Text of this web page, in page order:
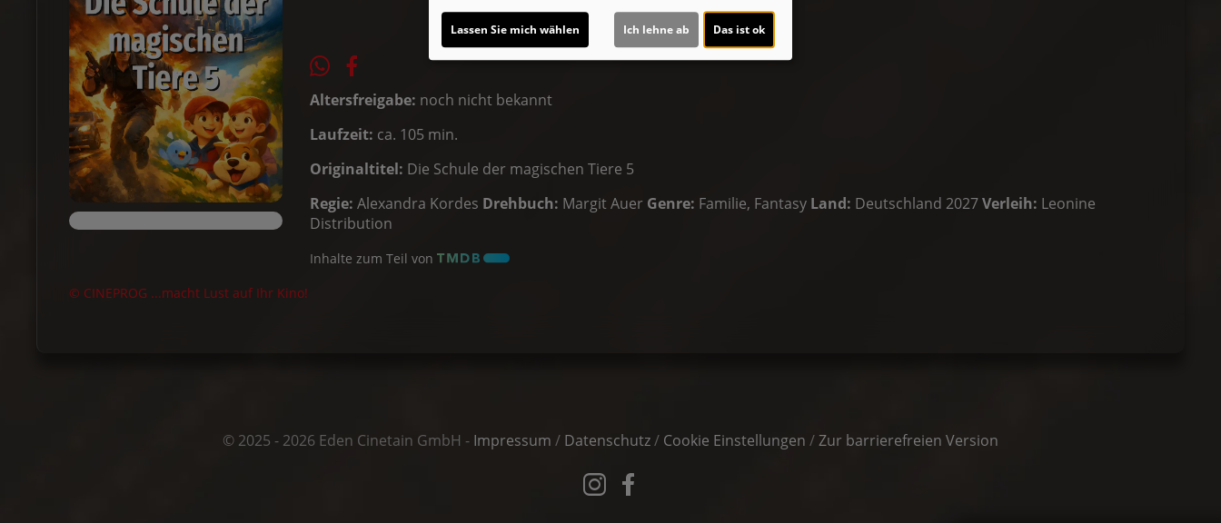
Altersfreigabe: noch nicht bekannt
Laufzeit: ca. 105 min.
Originaltitel: Die Schule der magischen Tiere 5
Regie: Alexandra Kordes Drehbuch: Margit Auer Genre: Familie, Fantasy Land: Deutschland 2027Verleih: Leonine
Distribution
Inhalte zum Teil von
© CINEPROG ...macht Lust auf Ihr Kino!
© 2025 - 2026 Eden Cinetain GmbH - Impressum / Datenschutz/ Cookie Einstellungen /Zur barrierefreien Version
Lassen Sie mich wählen Ich lehne ab Das ist ok